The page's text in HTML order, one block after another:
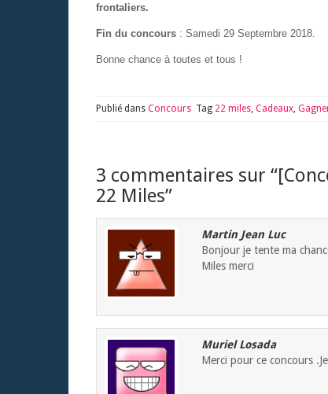
frontaliers.
Fin du concours : Samedi 29 Septembre 2018.
Bonne chance à toutes et tous !
Publié dans Concours Tag 22 miles Cadeaux
3 commentaires sur “
22 Miles”
Martin Jean Luc
Bonjour je tente ma
Miles merci
Muriel Losada
Merci pour ce concours